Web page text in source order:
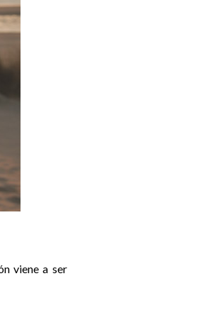
viene a ser